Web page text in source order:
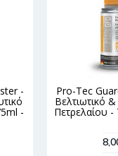
-
-
Pro-Tec
Βελτιωτικό
Πετρελαίου